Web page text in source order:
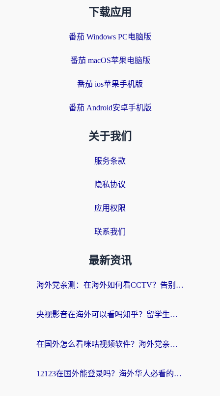
下载应用
番茄 Windows PC电脑版
番茄 macOS苹果电脑版
番茄 ios苹果手机版
番茄 Android安卓手机版
关于我们
服务条款
隐私协议
应用权限
联系我们
最新资讯
海外党亲测：在海外如何看CCTV？告别“仅限大陆播放”的实用指南
央视影音在海外可以看吗知乎？留学生亲测：3步解决地域限制+追剧自由
在国外怎么看咪咕视频软件？海外党亲测有效的回国加速方案
12123在国外能登录吗？海外华人必看的回国加速实用指南